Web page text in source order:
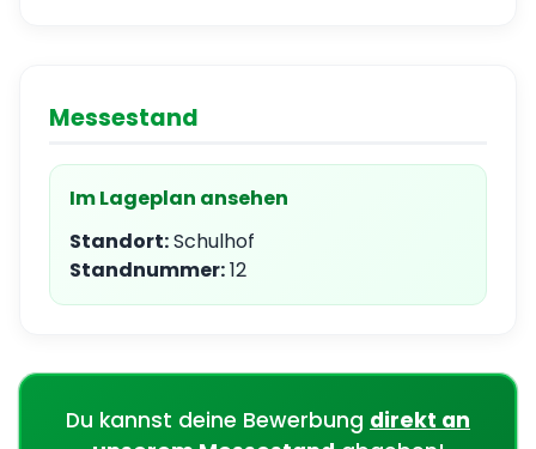
Messestand
Im Lageplan ansehen
Standort:Schulhof
Standnummer:12
Du kannst deine Bewerbung direkt an